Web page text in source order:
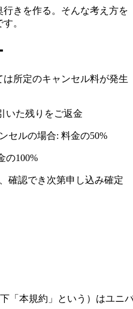
きを作る。そんな考え方を
。
所定のキャンセル料が発生
いた残りをご返金
セルの場合: 料金の50%
の100%
確認でき次第申し込み確定
「本規約」という）はユニ